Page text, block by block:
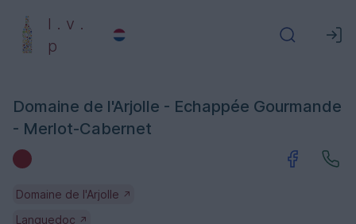
l . v .
p
Domaine de l'Arjolle - Echappée Gourmande
- Merlot-Cabernet
Domaine de l'Arjolle ↗
Languedoc ↗